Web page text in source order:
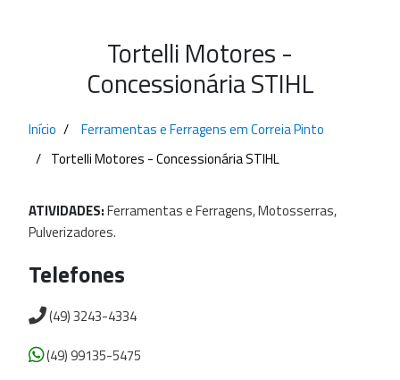
Tortelli Motores -
Concessionária STIHL
Início
Ferramentas e Ferragens em Correia Pinto
Tortelli Motores - Concessionária STIHL
ATIVIDADES:FerramentaseFerragens,Motosserras,
Pulverizadores.
Telefones
(49) 3243-4334
(49) 99135-5475